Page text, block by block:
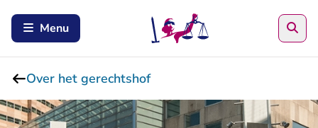
Menu
Over het gerechtshof